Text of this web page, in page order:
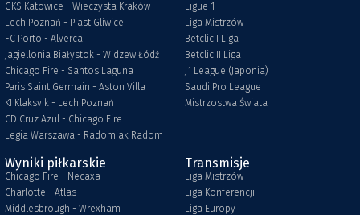
GKS Katowice - Wieczysta Kraków
Lech Poznań - Piast Gliwice
FC Porto - Alverca
Jagiellonia Białystok - Widzew Łódź
Chicago Fire - Santos Laguna
Paris Saint Germain - Aston Villa
KI Klaksvik - Lech Poznań
CD Cruz Azul - Chicago Fire
Legia Warszawa - Radomiak Radom
Ligue 1
Liga Mistrzów
Betclic I Liga
Betclic II Liga
J1 League (Japonia)
Saudi Pro League
Mistrzostwa Świata
Wyniki piłkarskie
Chicago Fire - Necaxa
Charlotte - Atlas
Middlesbrough - Wrexham
Transmisje
Liga Mistrzów
Liga Konferencji
Liga Europy